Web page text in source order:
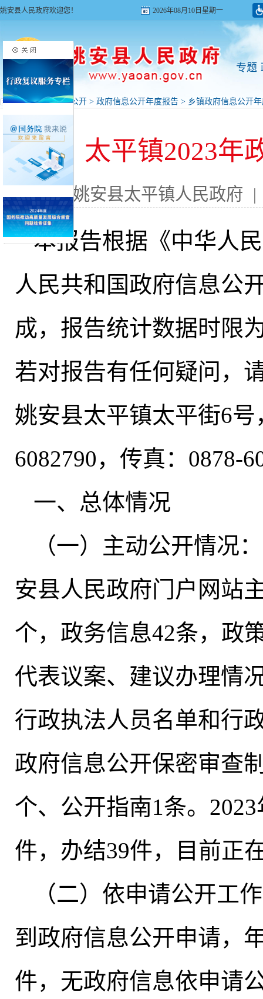
姚安县人民政府欢迎您！ 2026年08月10日星期一
专题
首页>政府信息公开 > 政府信息公开年度报告 > 乡镇政府信息公开
太平镇2023年
来源: 姚安县太平镇人民政府 |
本报告根据《中华人
人民共和国政府信息公
成， 报告统计数据时限
若对报告有任何疑问 ，
姚安县太平镇太平街6号
6082790，传真：0878-
一、总体情况
（一）主动公开情况
安县人民政府门户网站
个， 政务信息42条，政
代表议案、建议办理情
行政执法人员名单和行
政府信息公开保密审查
个、公开指南1条。
件， 办结39件，目前正
（二）依申请公开工
到政府信息公开申请，
件， 无政府信息依申请